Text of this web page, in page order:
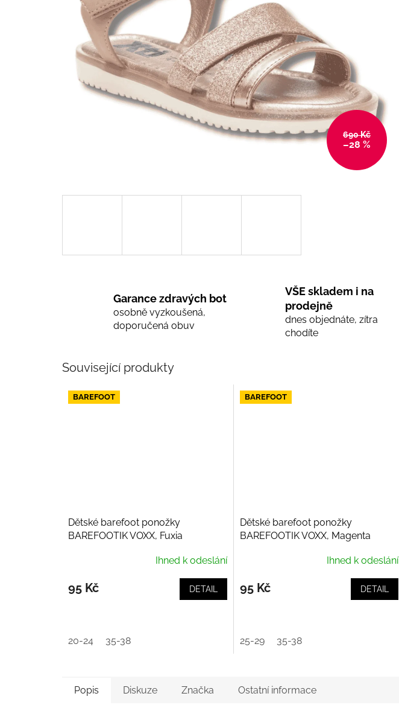
690 Kč
–28 %
Garance zdravých bot
osobně vyzkoušená,
doporučená obuv
VŠE skladem i na
prodejně
dnes objednáte, zítra
chodíte
Související produkty
BAREFOOT
Dětské barefoot ponožky
BAREFOOTIK VOXX, Fuxia
Ihned k odeslání
95 Kč DETAIL
20-24 35-38
BAREFOOT
Dětské barefoot ponožky
BAREFOOTIK VOXX, Magenta
Ihned k odeslání
95 Kč DETAIL
25-29 35-38
Popis Diskuze Značka Ostatní informace